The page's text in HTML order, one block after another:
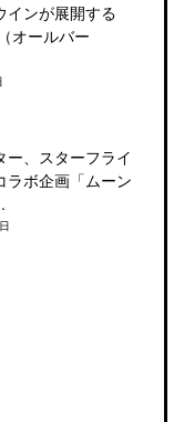
インが展開する
オールバー
ー、スターフライ
ラボ企画「ムーン